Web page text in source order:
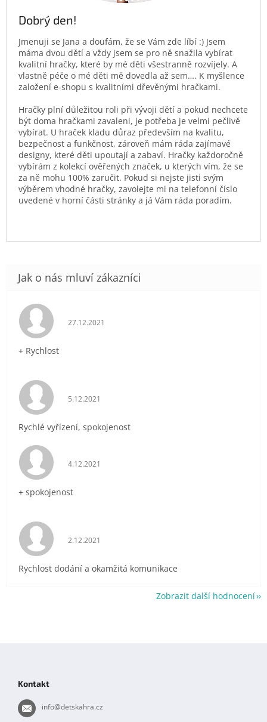
Dobrý den!
Jmenuji se Jana a doufám, že se Vám zde líbí :) Jsem
máma dvou dětí a vždy jsem se pro ně snažila vybírat
kvalitní hračky, které by mé děti všestranně rozvíjely. A
vlastně péče o mé děti mě dovedla až sem…. K myšlence
založení e-shopu s kvalitními dřevěnými hračkami.
Hračky plní důležitou roli při vývoji dětí a pokud nechcete
být doma hračkami zavaleni, je potřeba je velmi pečlivě
vybírat. U hraček kladu důraz především na kvalitu,
bezpečnost a funkčnost, zároveň mám ráda zajímavé
designy, které děti upoutají a zabaví. Hračky každoročně
vybírám z kolekcí ověřených značek, u kterých vím, že se
za ně mohu 100% zaručit. Pokud si nejste jisti svým
výběrem vhodné hračky, zavolejte mi na telefonní číslo
uvedené v horní části stránky a já Vám ráda poradím.
Hodnocení obchodu je 5 z 5 hvězdiček.
27.12.2021
+ Rychlost
Hodnocení obchodu je 5 z 5 hvězdiček.
5.12.2021
Rychlé vyřízení, spokojenost
Hodnocení obchodu je 5 z 5 hvězdiček.
4.12.2021
+ spokojenost
Hodnocení obchodu je 5 z 5 hvězdiček.
2.12.2021
Rychlost dodání a okamžitá komunikace
Zobrazit další hodnocení
Kontakt
info@detskahra.cz